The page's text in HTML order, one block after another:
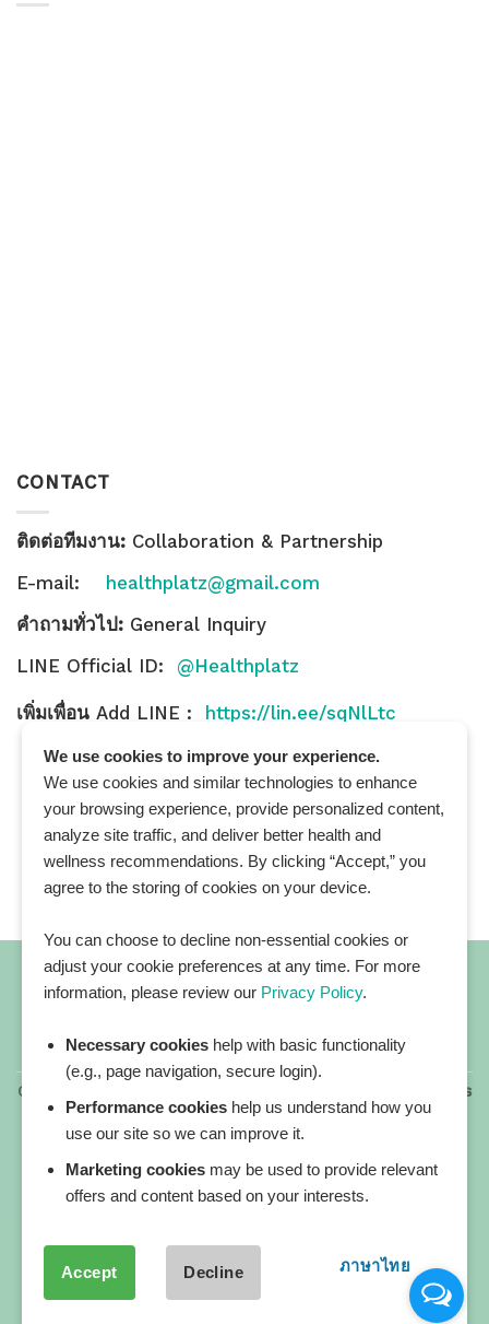
CONTACT
ติดต่อทีมงาน: Collaboration & Partnership
E-mail: healthplatz@gmail.com
คำถามทั่วไป: General Inquiry
LINE Official ID: @Healthplatz
เพิ่มเพื่อน Add LINE : https://lin.ee/sqNlLtc
All blog posts
Copyright 2026 ©
All rights reserved. HEALTHPLATZ™ is
a registered trademark of Adbrandture Co., Ltd.
Our website services, content, and products are for
informational purposes only. Healthplatz does not
provide medical advice, diagnosis, or treatment.
We use cookies to improve your experience.
We use cookies and similar technologies to enhance
your browsing experience, provide personalized content,
analyze site traffic, and deliver better health and
wellness recommendations. By clicking “Accept,” you
agree to the storing of cookies on your device.
You can choose to decline non-essential cookies or
adjust your cookie preferences at any time. For more
information, please review our Privacy Policy.
Necessary cookies help with basic functionality
(e.g., page navigation, secure login).
Performance cookies help us understand how you
use our site so we can improve it.
Marketing cookies may be used to provide relevant
offers and content based on your interests.
Accept Decline ภาษาไทย